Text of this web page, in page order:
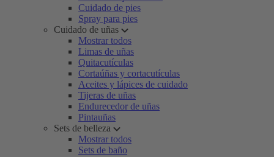
Cuidado de pies
Spray para pies
Cuidado de uñas
Mostrar todos
Limas de uñas
Quitacutículas
Cortaúñas y cortacutículas
Aceites y lápices de cuidado
Tijeras de uñas
Endurecedor de uñas
Pintauñas
Sets de belleza
Mostrar todos
Sets de baño